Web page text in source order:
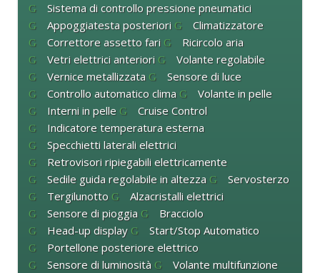
Sistema di controllo pressione pneumatici
Appoggiatesta posteriori
Climatizzatore
Correttore assetto fari
Ricircolo aria
Vetri elettrici anteriori
Volante regolabile
Vernice metallizzata
Sensore di luce
Controllo automatico clima
Volante in pelle
Interni in pelle
Cruise Control
Indicatore temperatura esterna
Specchietti laterali elettrici
Retrovisori ripiegabili elettricamente
Sedile guida regolabile in altezza
Servosterzo
Tergilunotto
Alzacristalli elettrici
Sensore di pioggia
Bracciolo
Head-up display
Start/Stop Automatico
Portellone posteriore elettrico
Sensore di luminosità
Volante multifunzione